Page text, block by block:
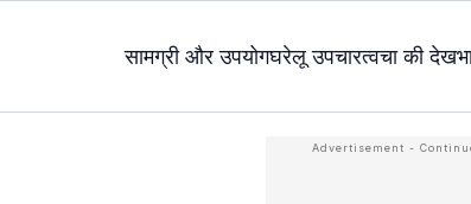
सामग्री और उपयोगघरेलू उपचारत्वचा की